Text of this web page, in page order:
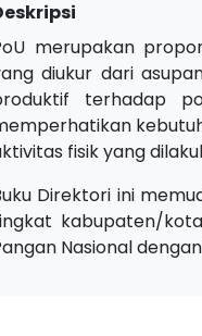
merupakan
diukur dari
terhadap
fisik yang
Direktori ini
kabupaten/
Nasional